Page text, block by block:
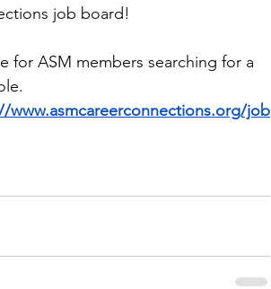
job board!
for ASM members searching for a
www.asmcareerconnections.org/job